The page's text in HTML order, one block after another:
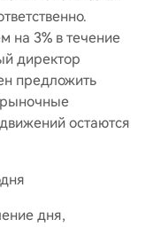
на 3% в течение
директор
предложить
рыночные
остаются
дня,